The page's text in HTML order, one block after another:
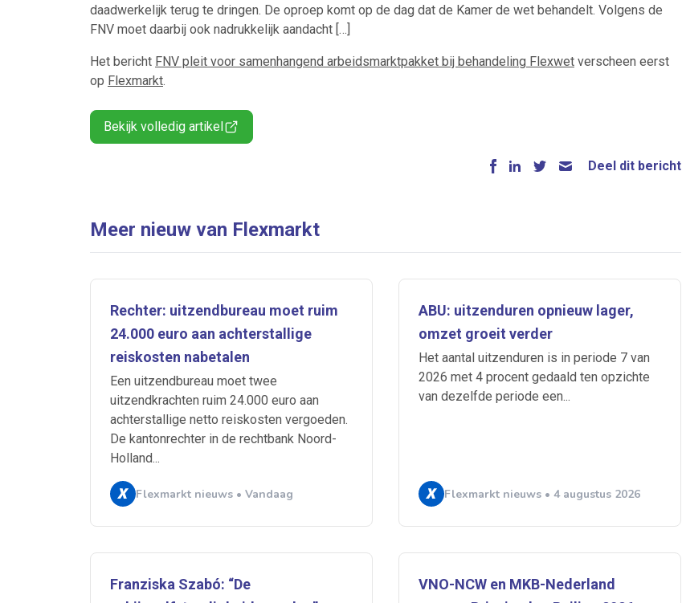
daadwerkelijk terug te dringen. De oproep komt op de dag dat de Kamer de wet behandelt. Volgens de
FNV moet daarbij ook nadrukkelijk aandacht […]
Het bericht FNV pleit voor samenhangend arbeidsmarktpakket bij behandeling Flexwet verscheen eerst
op Flexmarkt.
Bekijk volledig artikel
Deel dit bericht
Meer nieuw van Flexmarkt
Rechter: uitzendbureau moet ruim
24.000 euro aan achterstallige
reiskosten nabetalen
Een uitzendbureau moet twee
uitzendkrachten ruim 24.000 euro aan
achterstallige netto reiskosten vergoeden.
De kantonrechter in de rechtbank Noord-
Holland...
Flexmarkt nieuws • Vandaag
ABU: uitzenduren opnieuw lager,
omzet groeit verder
Het aantal uitzenduren is in periode 7 van
2026 met 4 procent gedaald ten opzichte
van dezelfde periode een...
Flexmarkt nieuws • 4 augustus 2026
Franziska Szabó: “De
VNO-NCW en MKB-Nederland
Ontvang vacatures direct in je mailbox